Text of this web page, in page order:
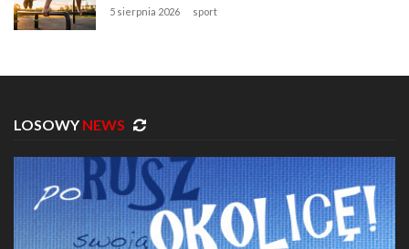
5 sierpnia 2026 sport
LOSOWY NEWS